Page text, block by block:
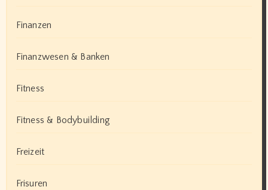
Finanzen
Finanzwesen & Banken
Fitness
Fitness & Bodybuilding
Freizeit
Frisuren